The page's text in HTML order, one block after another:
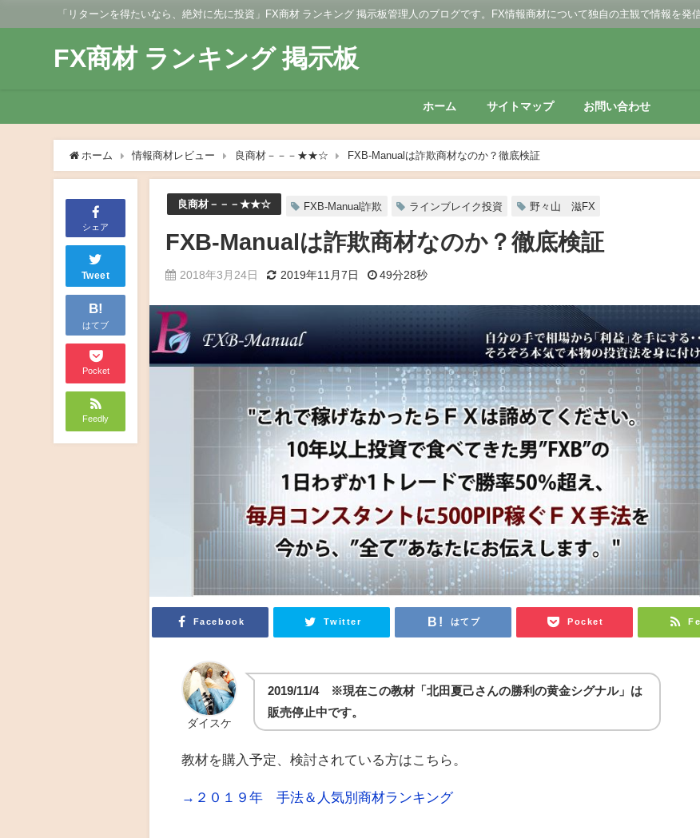
「リターンを得たいなら、絶対に先に投資」FX商材 ランキング 掲示板管理人のブログです。FX情報商材について独自の主観で情報を発
FX商材 ランキング 掲示板
ホーム サイトマップ お問い合わせ
ホーム 情報商材レビュー 良商材－－－★★☆ FXB-Manualは詐欺商材なのか？徹底検証
シェア
Tweet
B!
はてブ
Pocket
Feedly
良商材－－－★★☆ FXB-Manual詐欺 ラインブレイク投資 野々山 滋FX
FXB-Manualは詐欺商材なのか？徹底検証
2018年3月24日 2019年11月7日 49分28秒
Facebook Twitter はてブ Pocket
ダイスケ
2019/11/4 ※現在この教材「北田夏己さんの勝利の黄金シグナル」は
販売停止中です。
教材を購入予定、検討されている方はこちら。
→２０１９年 手法＆人気別商材ランキング